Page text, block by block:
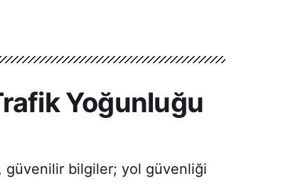
Yoğunluğu
güvenilir bilgiler; yol güvenliği